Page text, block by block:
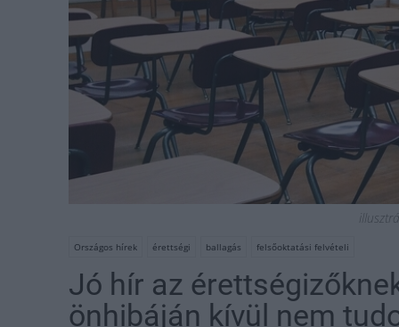
Országos hírek érettségi ballagás felsőoktatási felvételi
Jó hír az
önhibáján kívül nem